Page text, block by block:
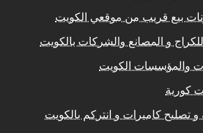
بيع قريب من موقعي الكويت
و المصانع والشركات بالكويت
والمؤسسات الكويت
كورية
تصليح كاميرات و انتركم بالكويت